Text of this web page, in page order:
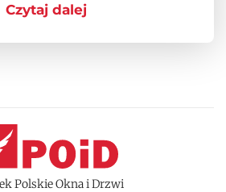
Czytaj dalej
Polskie Okna i Drzwi